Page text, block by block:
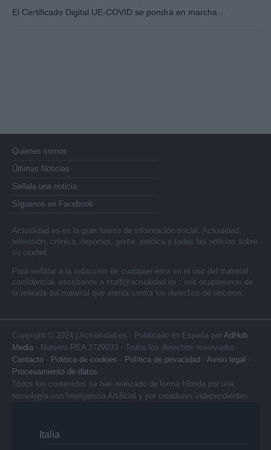
El Certificado Digital UE-COVID se pondrá en marcha…
Quienes somos
Últimas Noticias
Señala una noticia
Síguenos en Facebook
Actualidad.es es la gran fuente de información social. Actualidad,
televisión, crónica, deportes, gente, política y todas las noticias sobre
su ciudad.
Para señalar a la redacción de cualquier error en el uso del material
confidencial, escríbanos a staff@actualidad.es : nos ocuparemos de
la retirada del material que atenta contra los derechos de terceros.
Copyright © 2024 | Actualidad.es - Publicado en España por AdHub
Media - Numero REA 2729933 - Todos los derechos reservados.
Contacto - Politica de cookies - Política de privacidad - Aviso legal -
Procesamiento de datos
Todos los contenidos se han realizado de forma híbrida por una
tecnología con Inteligencia Artificial y por creadores independientes
Italia